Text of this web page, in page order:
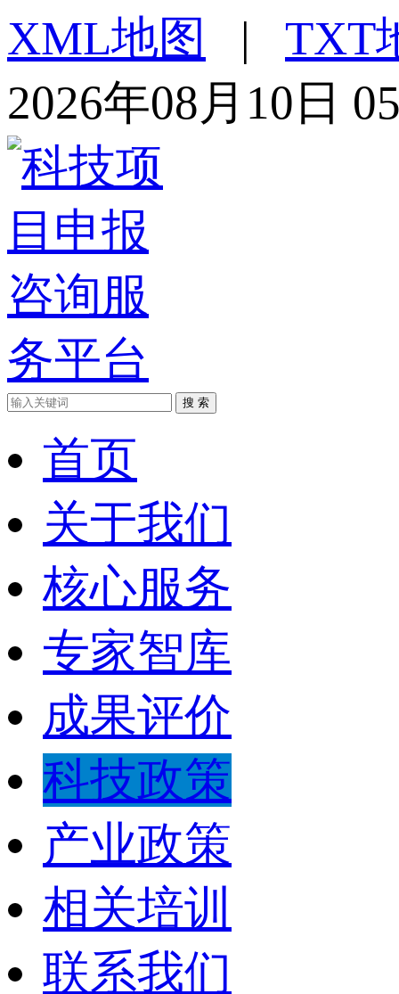
XML地图 | TXT
2026年08月10日
搜 索
首页
关于我们
核心服务
专家智库
成果评价
科技政策
产业政策
相关培训
联系我们